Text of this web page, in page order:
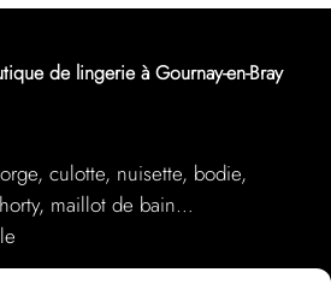
options
être
la
page
produit
de lingerie à Gournay-en-Bray
culotte, nuisette, bodie,
maillot de bain…